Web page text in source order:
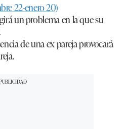
22-enero 20)
un problema en la que su
de una ex pareja provocará